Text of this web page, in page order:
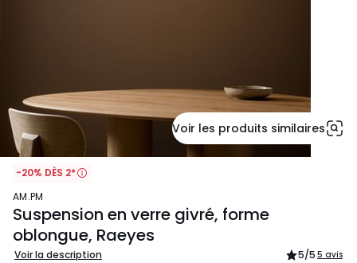
Voir les produits similaires
-20% DÈS 2*
AM.PM
Suspension en verre givré, forme
oblongue, Raeyes
Voir la description 5/5 5 avis